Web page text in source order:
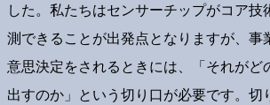
した。私たちはセンサーチップがコア技
測できることが出発点となりますが、事
意思決定をされるときには、「それがど
出すのか」という切り口が必要です。切